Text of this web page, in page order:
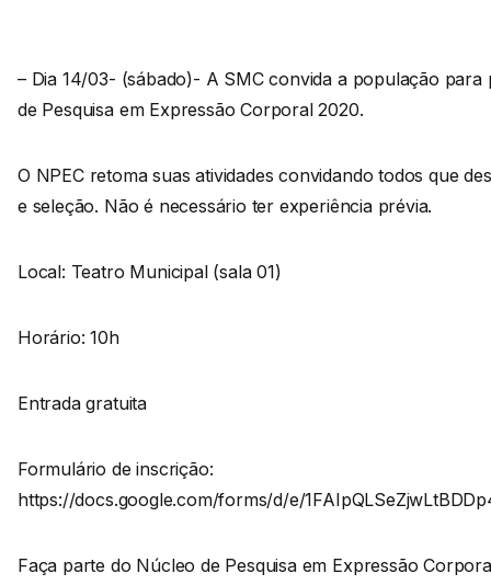
– Dia 14/03- (sábado)- A SMC convida a população
de Pesquisa em Expressão Corporal 2020.
O NPEC retoma suas atividades convidando todos que
e seleção. Não é necessário ter experiência prévia.
Local: Teatro Municipal (sala 01)
Horário: 10h
Entrada gratuita
Formulário de inscrição:
https://docs.google.com/forms/d/e/
Faça parte do Núcleo de Pesquisa em Expressão